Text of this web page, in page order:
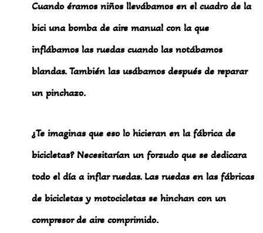
Cuando éramos niños llevábamos en el cuadro de la
bici una bomba de aire manual con la que
inflábamos las ruedas cuando las notábamos
blandas. También las usábamos después de reparar
un pinchazo.
¿Te imaginas que eso lo hicieran en la fábrica de
bicicletas? Necesitarían un forzudo que se dedicara
todo el día a inflar ruedas. Las ruedas en las fábricas
de bicicletas y motocicletas se hinchan con un
compresor de aire comprimido.